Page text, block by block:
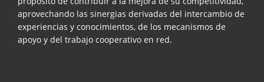
aprovechando las sinergias derivadas del intercambio de
experiencias y conocimientos, de los mecanismos de
apoyo y del trabajo cooperativo en red.